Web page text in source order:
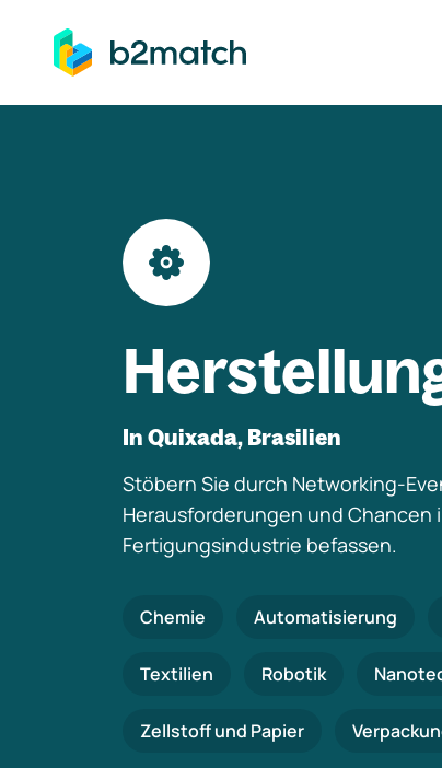
springen
In Quixada, Brasilien
Stöbern Sie durch Networking-
Herausforderungen und Chancen
Fertigungsindustrie befassen.
Chemie Automatisierung
Textilien Robotik
Zellstoff und Papier